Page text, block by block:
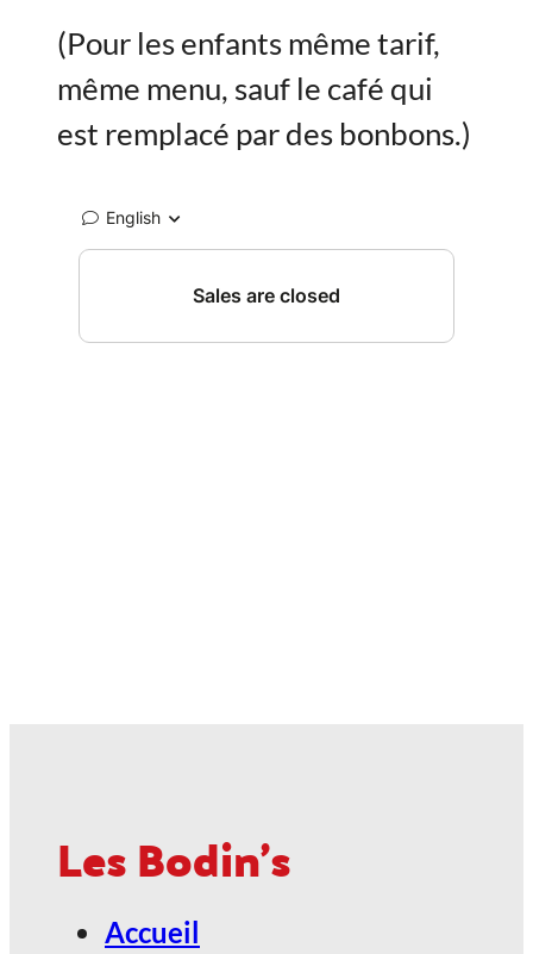
(Pour les enfants même tarif,
même menu, sauf le café qui
est remplacé par des bonbons.)
Les Bodin's
Accueil